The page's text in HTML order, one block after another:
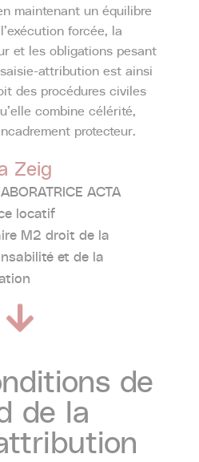
maintenant un équilibre
forcée, la
et les obligations pesant
attribution est ainsi
des procédures civiles
combine célérité,
protecteur.
Zeig
ACTA
locatif
M2 droit de la
et de la
de
de la